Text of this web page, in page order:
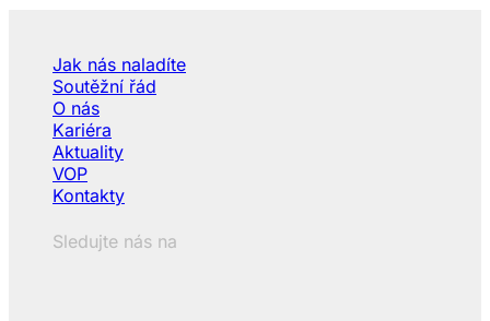
Jak nás naladíte
Soutěžní řád
O nás
Kariéra
Aktuality
VOP
Kontakty
Sledujte nás na